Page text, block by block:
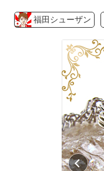
福田シューザン